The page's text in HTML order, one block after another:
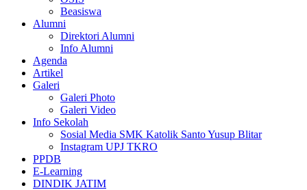
Beasiswa
Alumni
Direktori Alumni
Info Alumni
Agenda
Artikel
Galeri
Galeri Photo
Galeri Video
Info Sekolah
Sosial Media SMK Katolik Santo Yusup Blitar
Instagram UPJ TKRO
PPDB
E-Learning
DINDIK JATIM